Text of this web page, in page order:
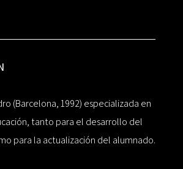
(Barcelona, 1992) especializada en
tanto para el desarrollo del
para la actualización del alumnado.